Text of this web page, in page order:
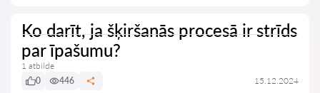
Ko darīt, ja šķiršanās procesā ir strīds
par īpašumu?
1 atbilde
0
446 15.12.2024